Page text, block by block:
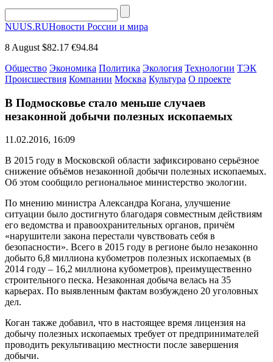
NUUS.RUНовости России и мира
8 August $82.17 €94.84
Общество Экономика Политика Экология Технологии ТЭК
Происшествия Компании Москва Культура О проекте
В Подмосковье стало меньше случаев
незаконной добычи полезных ископаемых
11.02.2016, 16:09
В 2015 году в Московской области зафиксировано серьёзное
снижение объёмов незаконной добычи полезных ископаемых.
Об этом сообщило региональное министерство экологии.
По мнению министра Александра Когана, улучшение
ситуации было достигнуто благодаря совместным действиям
его ведомства и правоохранительных органов, причём
«нарушители закона перестали чувствовать себя в
безопасности». Всего в 2015 году в регионе было незаконно
добыто 6,8 миллиона кубометров полезных ископаемых (в
2014 году – 16,2 миллиона кубометров), преимущественно
строительного песка. Незаконная добыча велась на 35
карьерах. По выявленным фактам возбуждено 20 уголовных
дел.
Коган также добавил, что в настоящее время лицензия на
добычу полезных ископаемых требует от предпринимателей
проводить рекультивацию местности после завершения
добычи.